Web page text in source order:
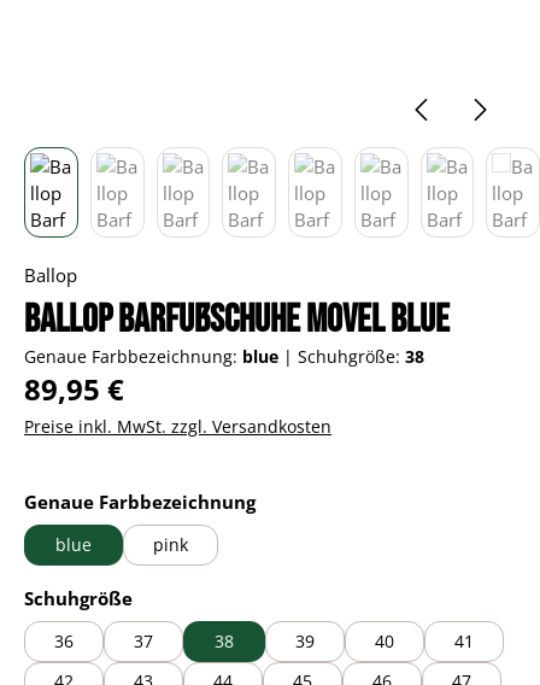
Ballop
Ballop Barfußschuhe Movel blue
Genaue Farbbezeichnung: blue | Schuhgröße: 38
Regulärer Preis:
89,95 €
Preise inkl. MwSt. zzgl. Versandkosten
Genaue Farbbezeichnungauswählen
blue pink
Schuhgrößeauswählen
36 37 38 39 40
41